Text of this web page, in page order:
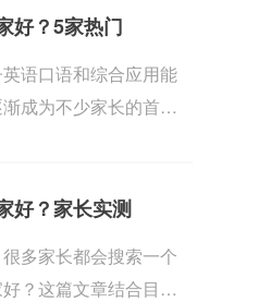
好？5家热门
语口语和综合应用能
成为不少家长的首
好？家长实测
多家长都会搜索一个
？这篇文章结合目前